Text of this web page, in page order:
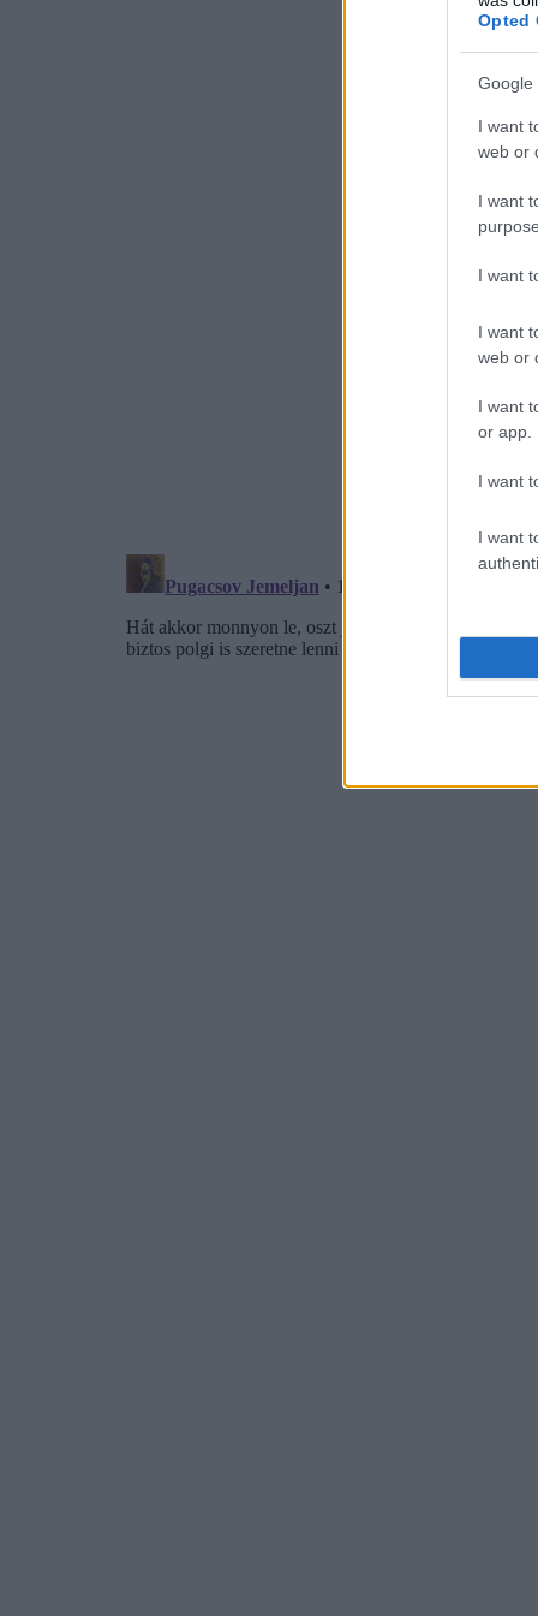
Opted
Google
I want
web or
I want
I want
I want
web or
I want
or app.
I want
I want